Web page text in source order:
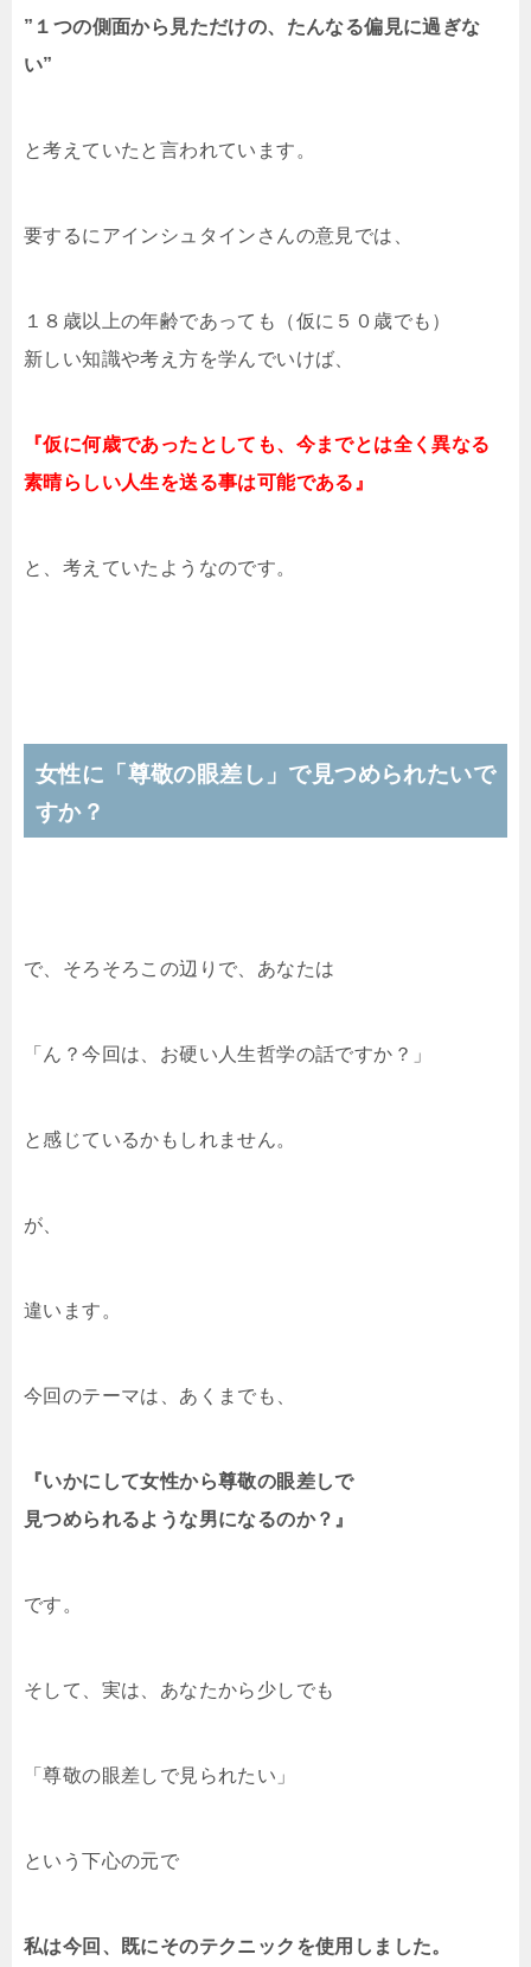
”１つの側面から見ただけの、たんなる偏見に過ぎな
い”
と考えていたと言われています。
要するにアインシュタインさんの意見では、
１８歳以上の年齢であっても（仮に５０歳でも）
新しい知識や考え方を学んでいけば、
『仮に何歳であったとしても、今までとは全く異なる
素晴らしい人生を送る事は可能である』
と、考えていたようなのです。
女性に「尊敬の眼差し」で見つめられたいで
すか？
で、そろそろこの辺りで、あなたは
「ん？今回は、お硬い人生哲学の話ですか？」
と感じているかもしれません。
が、
違います。
今回のテーマは、あくまでも、
『いかにして女性から尊敬の眼差しで
見つめられるような男になるのか？』
です。
そして、実は、あなたから少しでも
「尊敬の眼差しで見られたい」
という下心の元で
私は今回、既にそのテクニックを使用しました。